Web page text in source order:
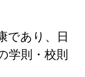
あり、日
学則・校則